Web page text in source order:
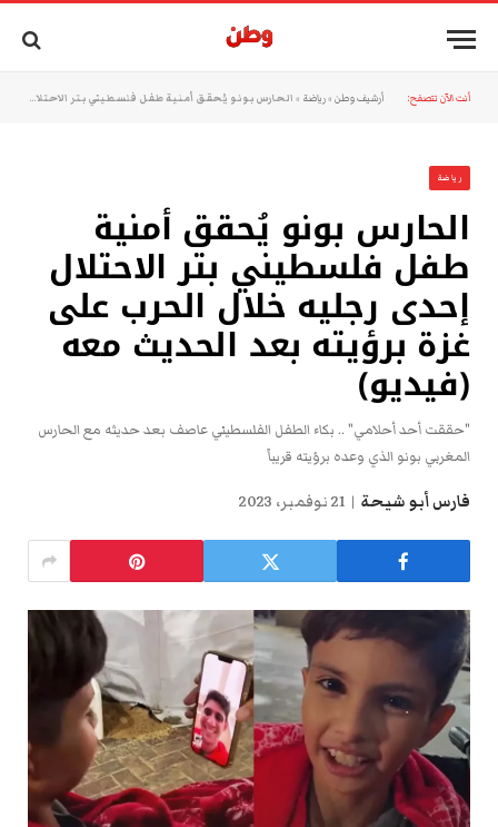
أنت الآن تتصفح: أرشيف وطن »رياضة » الحارس بونو يُحقق أمنية طفل فلسطيني بتر الاحتلال إحدى رجليه خلال الحرب على غزة برؤيته بعد الحديث معه (فيديو)
رياضة
الحارس بونو يُحقق أمنية
طفل فلسطيني بتر الاحتلال
إحدى رجليه خلال الحرب على
غزة برؤيته بعد الحديث معه
(فيديو)
"حققت أحد أحلامي" .. بكاء الطفل الفلسطيني عاصف بعد حديثه مع الحارس
المغربي بونو الذي وعده برؤيته قريباً
فارس أبو شيحة 21 نوفمبر، 2023